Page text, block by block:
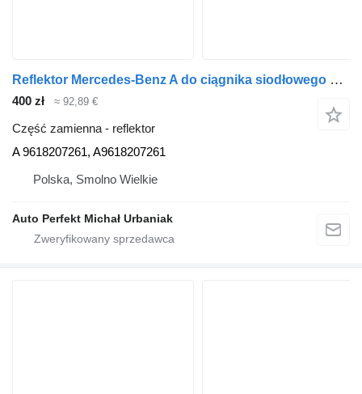
Reflektor Mercedes-Benz A do ciągnika siodłowego Mercedes-Benz Antos / Arocs
400 zł ≈ 92,89 €
Część zamienna - reflektor
A 9618207261, A9618207261
Polska, Smolno Wielkie
Auto Perfekt Michał Urbaniak